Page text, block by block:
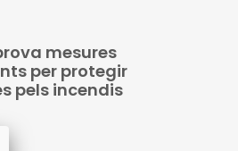
mesures
per protegir
pels incendis